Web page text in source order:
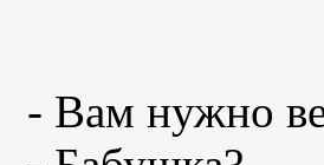
- Вам нужно